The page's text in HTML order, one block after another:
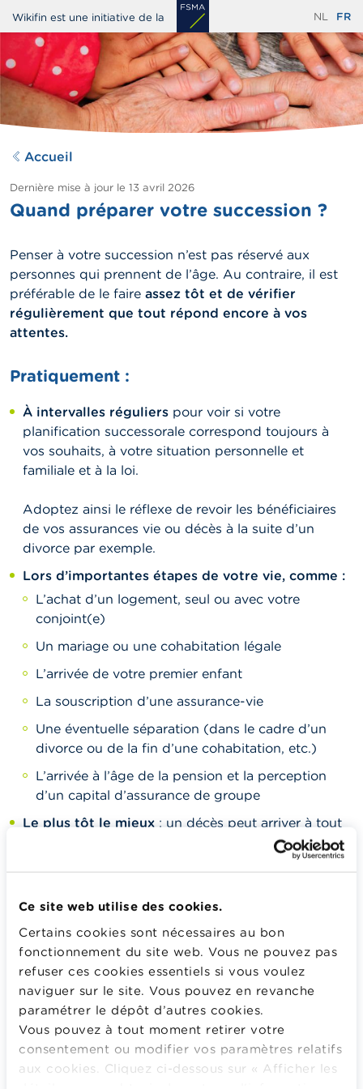
Ce site web utilise des cookies.
Certains cookies sont nécessaires au bon
fonctionnement du site web. Vous ne pouvez pas
refuser ces cookies essentiels si vous voulez
naviguer sur le site. Vous pouvez en revanche
paramétrer le dépôt d’autres cookies.
Vous pouvez à tout moment retirer votre
consentement ou modifier vos paramètres relatifs
aux cookies. Cliquez ci-dessous sur « Afficher les
Aller
au
contenu
principal
Wikifin est une initiative de la NL FR
Accueil
Dernière mise à jour le 13 avril 2026
Quand préparer votre succession ?
Penser à votre succession n’est pas réservé aux
personnes qui prennent de l’âge. Au contraire, il est
préférable de le faire assez tôt et de vérifier
régulièrement que tout répond encore à vos
attentes.
Pratiquement :
À intervalles réguliers pour voir si votre
planification successorale correspond toujours à
vos souhaits, à votre situation personnelle et
familiale et à la loi.
Adoptez ainsi le réflexe de revoir les bénéficiaires
de vos assurances vie ou décès à la suite d’un
divorce par exemple.
Lors d’importantes étapes de votre vie, comme :
L’achat d’un logement, seul ou avec votre
conjoint(e)
Un mariage ou une cohabitation légale
L’arrivée de votre premier enfant
La souscription d’une assurance-vie
Une éventuelle séparation (dans le cadre d’un
divorce ou de la fin d’une cohabitation, etc.)
L’arrivée à l’âge de la pension et la perception
d’un capital d’assurance de groupe
Le plus tôt le mieux : un décès peut arriver à tout